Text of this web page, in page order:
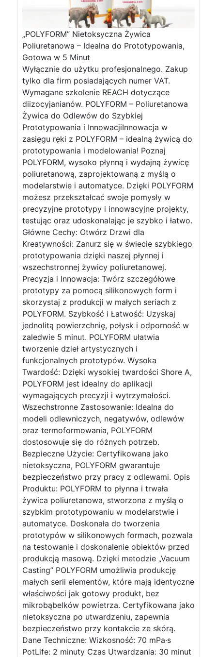
„POLYFORM” Nietoksyczna Żywica
Poliuretanowa – Idealna do Prototypowania,
Gotowa w 5 Minut
Wyłącznie do użytku profesjonalnego. Zakup
tylko dla firm posiadających numer VAT.
Wymagane szkolenie REACH dotyczące
diizocyjanianów. POLYFORM – Poliuretanowa
Żywica do Odlewów do Szybkiej
Prototypowania i InnowacjiInnowacja w
zasięgu ręki z POLYFORM – idealną żywicą do
prototypowania i modelowania! Poznaj
POLYFORM, wysoko płynną i wydajną żywicę
poliuretanową, zaprojektowaną z myślą o
modelarstwie i automatyce. Dzięki POLYFORM
możesz przekształcać swoje pomysły w
precyzyjne prototypy i innowacyjne projekty,
testując oraz udoskonalając je szybko i łatwo.
Główne Cechy: Otwórz Drzwi dla
Kreatywności: Zanurz się w świecie szybkiego
prototypowania dzięki naszej płynnej i
wszechstronnej żywicy poliuretanowej.
Precyzja i Innowacja: Twórz szczegółowe
prototypy za pomocą silikonowych form i
skorzystaj z produkcji w małych seriach z
POLYFORM. Szybkość i Łatwość: Uzyskaj
jednolitą powierzchnię, połysk i odporność w
zaledwie 5 minut. POLYFORM ułatwia
tworzenie dzieł artystycznych i
funkcjonalnych prototypów. Wysoka
Twardość: Dzięki wysokiej twardości Shore A,
POLYFORM jest idealny do aplikacji
wymagających precyzji i wytrzymałości.
Wszechstronne Zastosowanie: Idealna do
modeli odlewniczych, negatywów, odlewów
oraz termoformowania, POLYFORM
dostosowuje się do różnych potrzeb.
Bezpieczne Użycie: Certyfikowana jako
nietoksyczna, POLYFORM gwarantuje
bezpieczeństwo przy pracy z odlewami. Opis
Produktu: POLYFORM to płynna i trwała
żywica poliuretanowa, stworzona z myślą o
szybkim prototypowaniu w modelarstwie i
automatyce. Doskonała do tworzenia
prototypów w silikonowych formach, pozwala
na testowanie i doskonalenie obiektów przed
produkcją masową. Dzięki metodzie „Vacuum
Casting” POLYFORM umożliwia produkcję
małych serii elementów, które mają identyczne
właściwości jak gotowy produkt, bez
mikrobąbelków powietrza. Certyfikowana jako
nietoksyczna po utwardzeniu, zapewnia
bezpieczeństwo przy kontakcie ze skórą.
Dane Techniczne: Wizkosność: 70 mPa·s
PotLife: 2 minuty Czas Utwardzania: 30 minut